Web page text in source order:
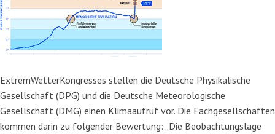
ExtremWetterKongresses stellen die Deutsche Physikalische
Gesellschaft (DPG) und die Deutsche Meteorologische
Gesellschaft (DMG) einen Klimaaufruf vor. Die Fachgesellschaften
kommen darin zu folgender Bewertung: „Die Beobachtungslage